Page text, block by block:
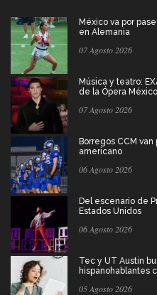
México va por
en Alemania
07 Agosto 2026
Música y teatro:
de la Ópera México
07 Agosto 2026
Borregos CCM
americano
06 Agosto 2026
Del escenario de
Estados Unidos
06 Agosto 2026
Tec y UT Austin
hispanohablantes
05 Agosto 2026